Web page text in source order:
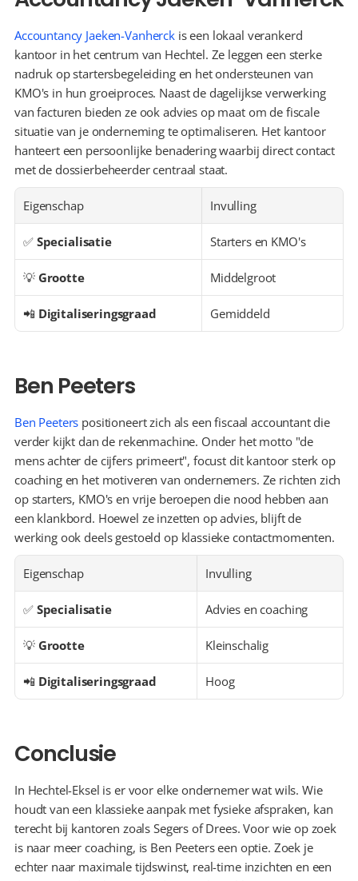
Accountancy Jaeken-Vanherck is een lokaal verankerd
kantoor in het centrum van Hechtel. Ze leggen een sterke
nadruk op startersbegeleiding en het ondersteunen van
KMO's in hun groeiproces. Naast de dagelijkse verwerking
van facturen bieden ze ook advies op maat om de fiscale
situatie van je onderneming te optimaliseren. Het kantoor
hanteert een persoonlijke benadering waarbij direct contact
met de dossierbeheerder centraal staat.
Eigenschap Invulling
✅ Specialisatie Starters en KMO's
💡 Grootte Middelgroot
📲 Digitaliseringsgraad Gemiddeld
Ben Peeters
Ben Peeters positioneert zich als een fiscaal accountant die
verder kijkt dan de rekenmachine. Onder het motto "de
mens achter de cijfers primeert", focust dit kantoor sterk op
coaching en het motiveren van ondernemers. Ze richten zich
op starters, KMO's en vrije beroepen die nood hebben aan
een klankbord. Hoewel ze inzetten op advies, blijft de
werking ook deels gestoeld op klassieke contactmomenten.
Eigenschap Invulling
✅ Specialisatie Advies en coaching
💡 Grootte Kleinschalig
📲 Digitaliseringsgraad Hoog
Conclusie
In Hechtel-Eksel is er voor elke ondernemer wat wils. Wie
houdt van een klassieke aanpak met fysieke afspraken, kan
terecht bij kantoren zoals Segers of Drees. Voor wie op zoek
is naar meer coaching, is Ben Peeters een optie. Zoek je
echter naar maximale tijdswinst, real-time inzichten en een